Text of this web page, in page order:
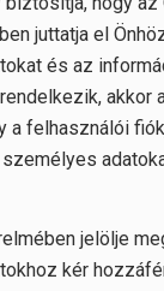
juttatja el
és az
akkor
a felhasználói
jelölje
kér